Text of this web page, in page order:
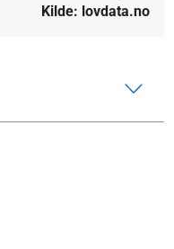
Kilde: lovdata.no